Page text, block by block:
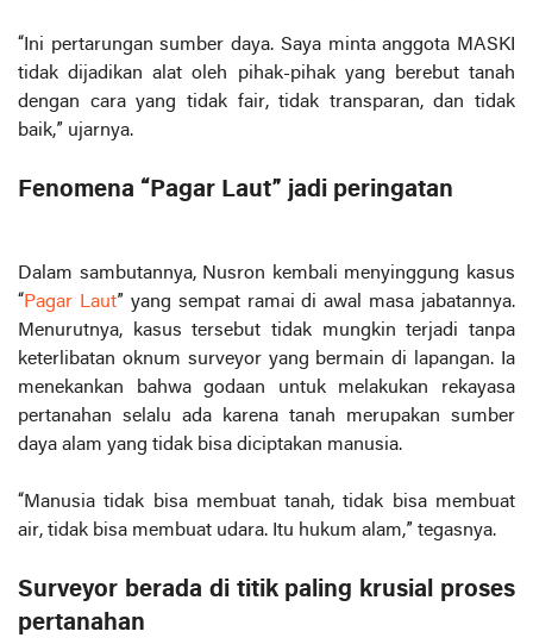
“Ini pertarungan sumber daya. Saya minta anggota MASKI
tidak dijadikan alat oleh pihak-pihak yang berebut tanah
dengan cara yang tidak fair, tidak transparan, dan tidak
baik,” ujarnya.
Fenomena “Pagar Laut” jadi peringatan
Dalam sambutannya, Nusron kembali menyinggung kasus
“Pagar Laut” yang sempat ramai di awal masa jabatannya.
Menurutnya, kasus tersebut tidak mungkin terjadi tanpa
keterlibatan oknum surveyor yang bermain di lapangan. Ia
menekankan bahwa godaan untuk melakukan rekayasa
pertanahan selalu ada karena tanah merupakan sumber
daya alam yang tidak bisa diciptakan manusia.
“Manusia tidak bisa membuat tanah, tidak bisa membuat
air, tidak bisa membuat udara. Itu hukum alam,” tegasnya.
Surveyor berada di titik paling krusial proses
pertanahan